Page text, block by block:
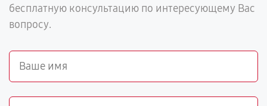
бесплатную консультацию по интересующему Вас
вопросу.